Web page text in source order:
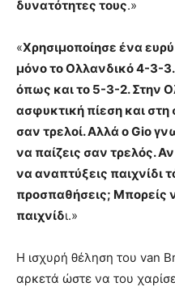
δυνατότητες τους.»
«Χρησιμοποίησε ένα
μόνο το Ολλανδικό 4-3-
όπως και το 5-3-2. Στην
ασφυκτική πίεση και
σαν τρελοί. Αλλά ο Gio
να παίζεις σαν τρελός.
να αναπτύξεις παιχνίδι
προσπαθήσεις; Μπορείς
παιχνίδι.»
Η ισχυρή θέληση του van
αρκετά ώστε να του